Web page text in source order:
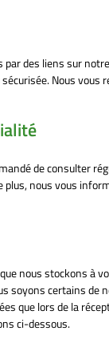
des liens sur
Nous vous
de consulter
plus, nous vous
nous stockons à
soyons certains de
que lors de la
ci-dessous.